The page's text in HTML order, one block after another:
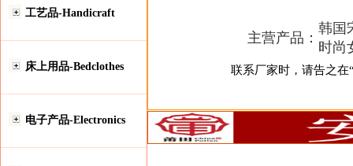
工艺品-Handicraft
床上用品-Bedclothes
电子产品-Electronics
主营产品：
韩国
时尚
联系厂家时，请告之在